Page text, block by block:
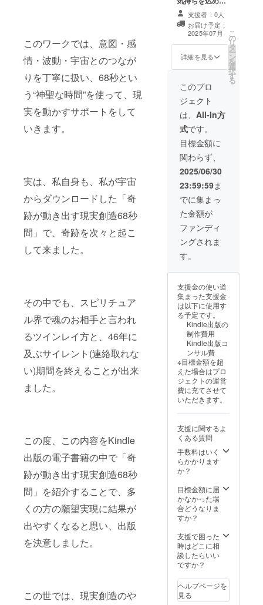
このワークでは、意図・感
情・波動・宇宙とのつなが
りを丁寧に扱い、68秒とい
う“神聖な時間”を使って、現
実を動かすサポートをして
いきます。
実は、私自身も、私が宇宙
からダウンロードした「奇
跡が動き出す現実創造68秒
間」で、奇跡を次々と起こ
して来ました。
その中でも、スピリチュア
ル界で魂のお相手と言われ
るツインレイ方と、46年に
及ぶサイレント(連絡取れな
い)期間を終えることが出来
ました。
この度、この内容をKindle
出版の電子書籍の中で「奇
跡が動き出す現実創造68秒
間」を紹介することで、多
くの方の願望実現に結果が
出やすくなると思い、出版
を決意しました。
この世では、現実創造のや
元を生きている
かの診断チェッ
クと魂セッショ
ン ②亡くなった
方への心の解放
②あなたの使命
天命セッション
③ツインレイ
セッション 魂診
断・超意識メッ
セージ・自己統
合サポートなど
もさせて頂きま
す。
て、お礼のメッ
セージをお送り
します。 Kindle
出版の電子書籍
の贈与。 120分
zoomセッション
たの魂は、今、
どの次元を生き
ているかの診断
チェックと魂
セッション ②亡
くなった方への
心の解放 ②あな
たの使命天命
セッション ③ツ
インレイセッ
超意識メッセー
ジ・自己統合サ
ポートなどもさ
せて頂きます。
支援者：0人
お届け予定：
2025年07月
詳細を見る
こ
の
リ
タ
ー
ン
を
選
択
す
る
このプロ
ジェクト
は、 All-In方
式です。
目標金額に
関わらず、
2025/06/30
23:59:59ま
でに集まっ
た金額が
ファンディ
ングされま
す。
支援金の使い道
集まった支援金
は以下に使用す
る予定です。
Kindle出版の
制作費用
Kindle出版コ
ンサル費
※目標金額を超
えた場合はプロ
ジェクトの運営
費に充てさせて
いただきます。
支援に関するよ
くある質問
手数料はいく
らかかります
か？
目標金額に届
かなかった場
合どうなりま
すか？
支援で困った
時はどこに相
談したらいい
ですか？
ヘルプページを
見る